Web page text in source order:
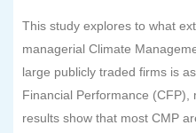
This study explores to what
managerial Climate
large publicly traded firms is
Financial Performance (CFP),
results show that most CMP